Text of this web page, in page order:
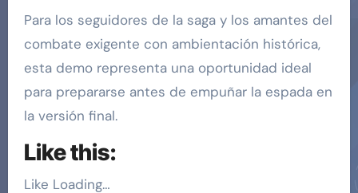
Para los seguidores de la saga y los amantes del
combate exigente con ambientación histórica,
esta demo representa una oportunidad ideal
para prepararse antes de empuñar la espada en
la versión final.
Like this:
Like Loading…